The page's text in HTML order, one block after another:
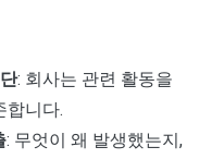
: 회사는 관련 활동을
합니다.
: 무엇이 왜 발생했는지,